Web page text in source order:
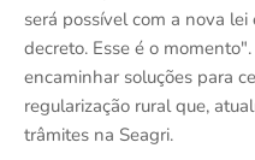
será possível com a nova
decreto. Esse é o
encaminhar soluções para
regularização rural que,
trâmites na Seagri.